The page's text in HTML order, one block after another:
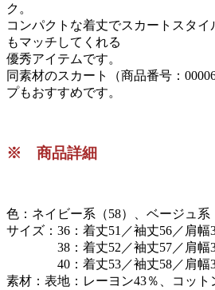
ク。
コンパクトな着丈でスカートスタ
もマッチしてくれる
優秀アイテムです。
同素材のスカート（商品番号：
プもおすすめです。
※ 商品詳細
色：ネイビー系（58）、ベージュ系
サイズ：36：着丈51／袖丈56／肩幅
38：着丈52／袖丈57／肩幅
40：着丈53／袖丈58／肩幅
素材：表地：レーヨン43％、コット